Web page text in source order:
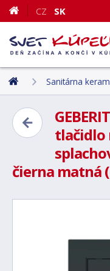
CZ SK
Sanitárna
tlačidlo
čierna matná